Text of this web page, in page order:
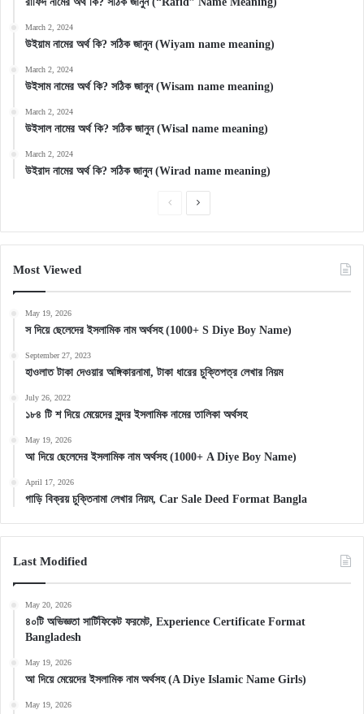
March 2, 2024
উইয়াম নামের অর্থ কি? সঠিক জানুন (Wiyam name meaning)
March 2, 2024
উইসাম নামের অর্থ কি? সঠিক জানুন (Wisam name meaning)
March 2, 2024
উইসাল নামের অর্থ কি? সঠিক জানুন (Wisal name meaning)
March 2, 2024
উইরাদ নামের অর্থ কি? সঠিক জানুন (Wirad name meaning)
PreviousNext
Most Viewed
May 19, 2026
স দিয়ে ছেলেদের ইসলামিক নাম অর্থসহ (1000+ S Diye Boy Name)
September 27, 2023
হাওলাত টাকা দেওয়ার অঙ্গিকারনামা, টাকা ধারের চুক্তিপত্র লেখার নিয়ম
July 26, 2022
১৮৪ টি শ দিয়ে মেয়েদের সুন্দর ইসলামিক নামের তালিকা অর্থসহ
May 19, 2026
আ দিয়ে ছেলেদের ইসলামিক নাম অর্থসহ (1000+ A Diye Boy Name)
April 17, 2026
গাড়ি বিক্রয় চুক্তিনামা লেখার নিয়ম, Car Sale Deed Format Bangla
Last Modified
May 20, 2026
৪০টি অভিজ্ঞতা সার্টিফিকেট ফরমেট, Experience Certificate Format
Bangladesh
May 19, 2026
আ দিয়ে মেয়েদের ইসলামিক নাম অর্থসহ (A Diye Islamic Name Girls)
May 19, 2026